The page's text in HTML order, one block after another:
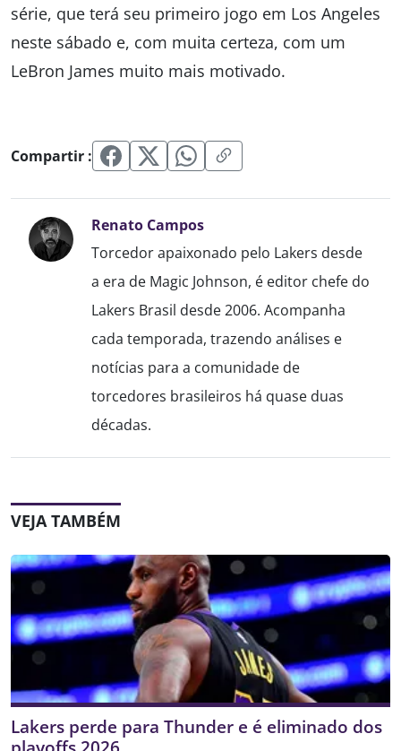
série, que terá seu primeiro jogo em Los Angeles
neste sábado e, com muita certeza, com um
LeBron James muito mais motivado.
Compartir :
Renato Campos
Torcedor apaixonado pelo Lakers desde
a era de Magic Johnson, é editor chefe do
Lakers Brasil desde 2006. Acompanha
cada temporada, trazendo análises e
notícias para a comunidade de
torcedores brasileiros há quase duas
décadas.
VEJA TAMBÉM
Lakers perde para Thunder e é eliminado dos